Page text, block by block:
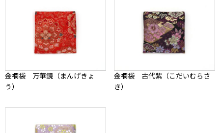
金襴袋 万華鏡（まんげきょ
う）
金襴袋 古代紫（こだいむらさ
き）